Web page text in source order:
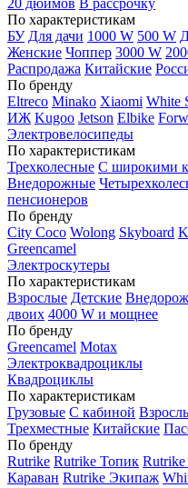
20 дюймов В рассрочку
По характеристикам
БУ Для дачи 1000 W 500 W
Женские Чоппер 3000 W
Распродажа Китайские
По бренду
Eltreco Minako Xiaomi White
ИЖ Kugoo Jetson Elbike
Электровелосипеды
По характеристикам
Трехколесные С широкими
Внедорожные
пенсионеров
По бренду
City Coco Wolong Skyboard
Greencamel
Электроскутеры
По характеристикам
Взрослые Детские
двоих 4000 W и мощнее
По бренду
Greencamel Motax
Электроквадроциклы
Квадроциклы
По характеристикам
Грузовые С кабиной
Трехместные Китайские
По бренду
Rutrike Rutrike Топик
Караван Rutrike Экипаж